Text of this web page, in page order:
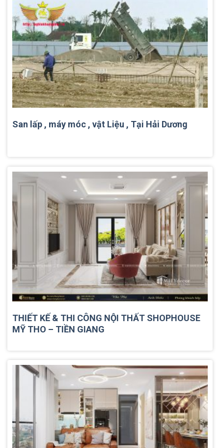
San lấp , máy móc , vật Liệu , Tại Hải Dương
THIẾT KẾ & THI CÔNG NỘI THẤT SHOPHOUSE
MỸ THO – TIỀN GIANG